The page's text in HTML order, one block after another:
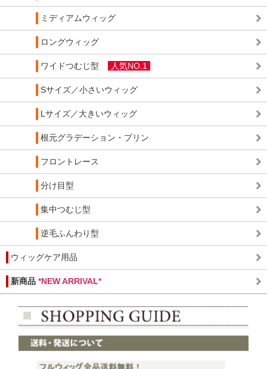
ミディアムウィッグ
ロングウィッグ
ワイドつむじ型 人気NO.1
Sサイズ／小さいウィッグ
Lサイズ／大きいウィッグ
根元グラデーション・プリン
フロントレース
分け目型
集中つむじ型
逆毛ふんわり型
ウィッグケア用品
新商品 *NEW ARRIVAL*